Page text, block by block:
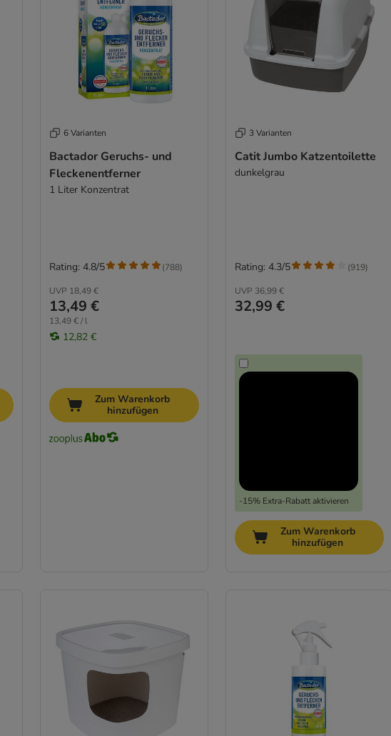
6 Varianten
Bactador Geruchs- und
Fleckenentferner
1 Liter Konzentrat
UVP 18,49 €
13,49 €
13,49 € / l
12,82 €
Rating: 4.8/5 (788)
Zum Warenkorb
hinzufügen
3 Varianten
Catit Jumbo Katzentoilette
dunkelgrau
UVP 36,99 €
32,99 €
-15% Extra-Rabatt aktivieren
Rating: 4.3/5 (919)
Zum Warenkorb
hinzufügen